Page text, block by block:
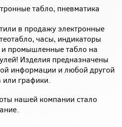
табло, пневматика
в продажу электронные
часы, индикаторы
промышленные табло на
Изделия предназначены
информации и любой другой
графики.
нашей компании стало